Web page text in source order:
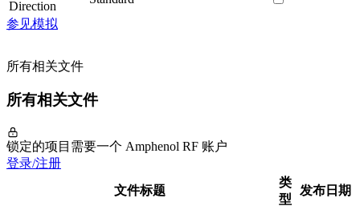
Direction
参见模拟
所有相关文件
所有相关文件
锁定的项目需要一个 Amphenol RF 账户
登录/注册
文件标题
类
型
发布日期